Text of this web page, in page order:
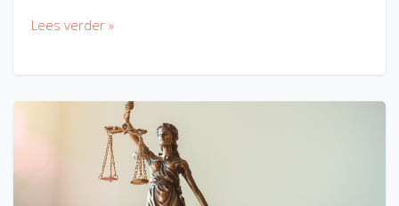
Lees verder »